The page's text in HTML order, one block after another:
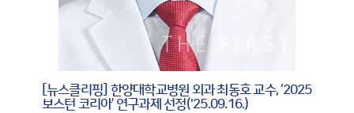
[뉴스클리핑] 한양대학교병원 외과 최동호 교수, ‘2025
보스턴 코리아’ 연구과제 선정('25.09.16.)